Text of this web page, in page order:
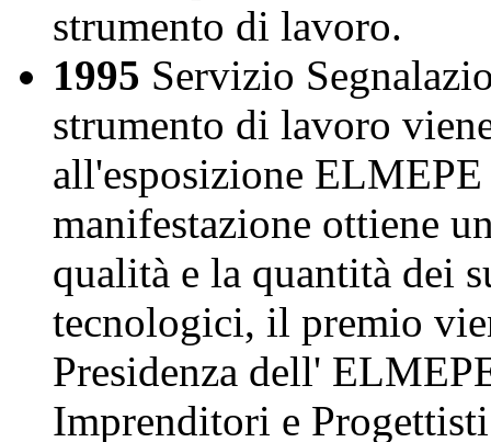
strumento di lavoro.
1995 Servizio
strumento di lavoro
all'esposizione
manifestazione ottiene
qualità e la quantità dei
tecnologici, il premio
Presidenza dell'
Imprenditori e